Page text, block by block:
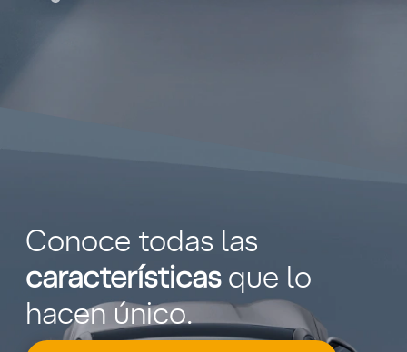
Conoce todas las
característicasque lo
hacen único.